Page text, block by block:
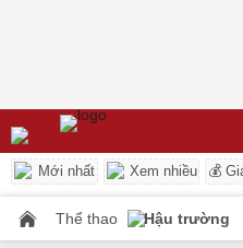
Mới nhất Xem nhiều 💰
Thể thao Hậu trường